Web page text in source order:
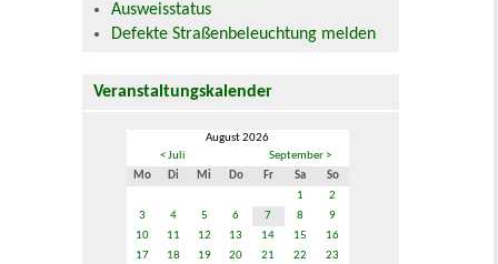
Ausweisstatus
Defekte Straßenbeleuchtung melden
Veranstaltungskalender
August 2026
< Juli
September >
Mo
Di Mi Do Fr Sa
So
1
2
3
4 5 6 7 8
9
10
11 12 13 14 15
16
17
18 19 20 21 22
23